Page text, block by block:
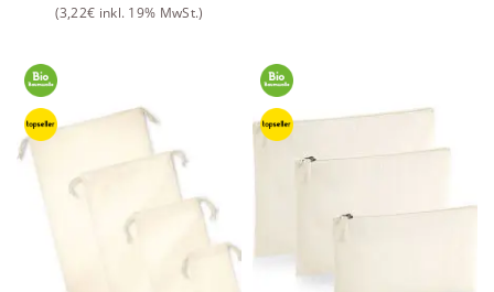
(3,22€ inkl. 19% MwSt.)